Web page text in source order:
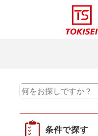
条件で探す